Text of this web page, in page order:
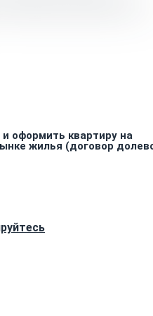
оформить квартиру на
жилья (договор